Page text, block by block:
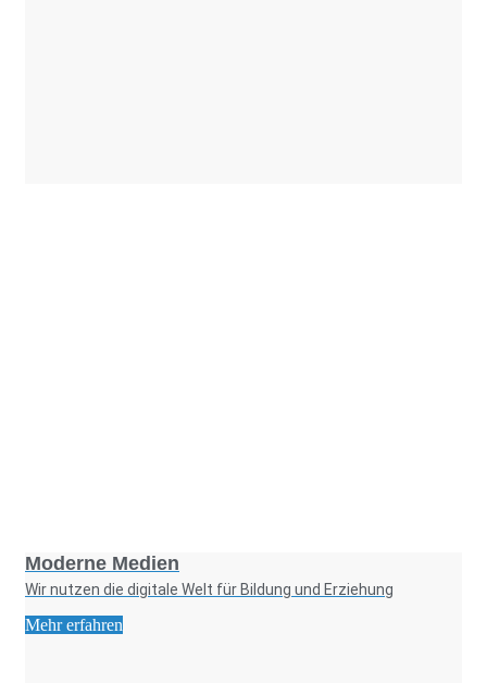
Moderne Medien
Wir nutzen die digitale Welt für Bildung und Erziehung
Mehr erfahren